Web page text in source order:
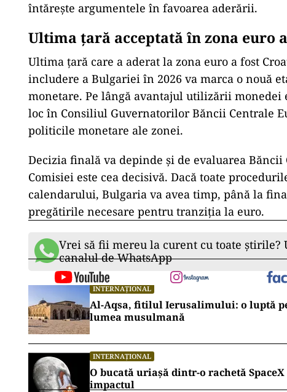
întărește argumentele în favoarea aderării.
Ultima țară acceptată în zona euro
Ultima țară care a aderat la zona euro a fost
includere a Bulgariei în 2026 va marca o nouă
monetare. Pe lângă avantajul utilizării monedei
loc în Consiliul Guvernatorilor Băncii Centrale
politicile monetare ale zonei.
Decizia finală va depinde și de evaluarea
Comisiei este cea decisivă. Dacă toate
calendarului, Bulgaria va avea timp, până la
pregătirile necesare pentru tranziția la euro.
Vrei să fii mereu la curent cu toate știrile?
canalul de WhatsApp
INTERNAȚIONAL
Al-Aqsa, fitilul Ierusalimului: o luptă
lumea musulmană
INTERNAȚIONAL
O bucată uriașă dintr-o rachetă
impactul